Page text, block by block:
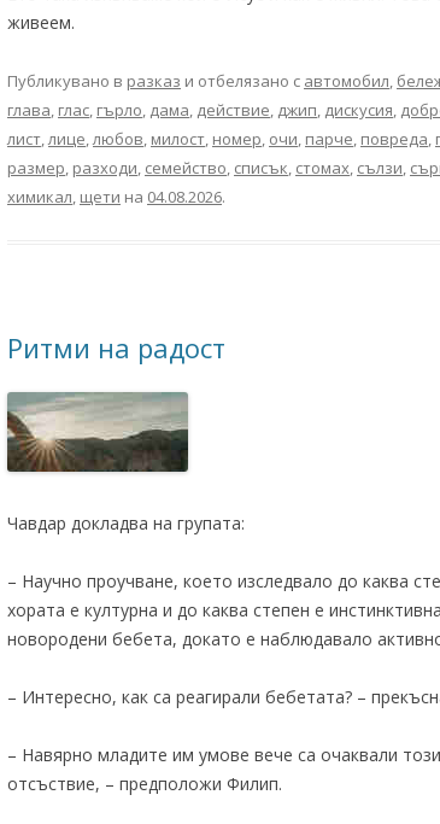
живеем.
Публикувано в разказ и отбелязано с автомобил,
глава, глас, гърло, дама, действие, джип, дискусия,
лист,лице,любов, милост, номер, очи, парче, повреда,
размер, разходи, семейство, списък, стомах, сълзи,
химикал, щети на 04.08.2026.
Ритми на радост
Чавдар докладва на групата:
– Научно проучване, което изследвало до каква
хората е културна и до каква степен е
новородени бебета, докато е наблюдавало
– Интересно, как са реагирали бебетата? –
– Навярно младите им умове вече са очаквали
отсъствие, – предположи Филип.